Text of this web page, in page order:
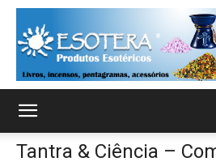
Tantra & Ciência –